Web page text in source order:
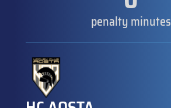
penalty minutes